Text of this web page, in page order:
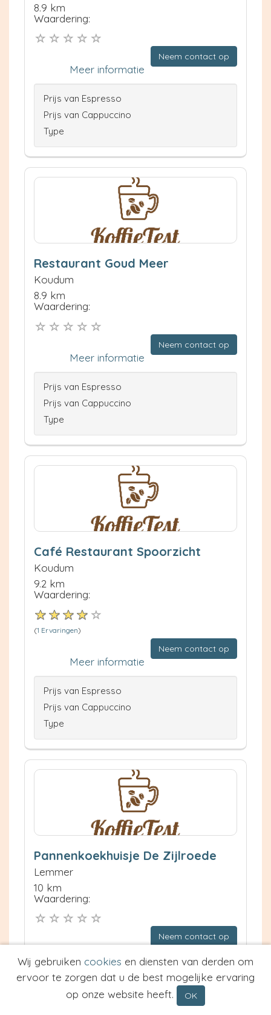
8.9 km
Waardering:
Neem contact op
Meer informatie
Prijs van Espresso
Prijs van Cappuccino
Type
Restaurant Goud Meer
Koudum
8.9 km
Waardering:
Neem contact op
Meer informatie
Prijs van Espresso
Prijs van Cappuccino
Type
Café Restaurant Spoorzicht
Koudum
9.2 km
Waardering:
(1 Ervaringen)
Neem contact op
Meer informatie
Prijs van Espresso
Prijs van Cappuccino
Type
Pannenkoekhuisje De Zijlroede
Lemmer
10 km
Waardering:
Neem contact op
Prijs van Espresso
Prijs van Cappuccino
Wij gebruiken cookies en diensten van derden om
ervoor te zorgen dat u de best mogelijke ervaring
op onze website heeft.
OK